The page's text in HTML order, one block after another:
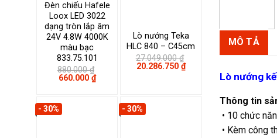
Đèn chiếu Hafele
Loox LED 3022
dạng tròn lắp âm
24V 4.8W 4000K
màu bạc
833.75.101
880.000₫
Giá
880.000 ₫.
660.000 ₫Giá
hiện
660.000 ₫.
Lò nướng Teka
HLC 840 – C45cm
27.049.000₫
Giá
20.286.750 ₫Giá
hiện
20.286.750 ₫.
- 30% - 30%
MÔ TẢ
Lò nướng
Thông tin
• 10 chức
• Kèm công